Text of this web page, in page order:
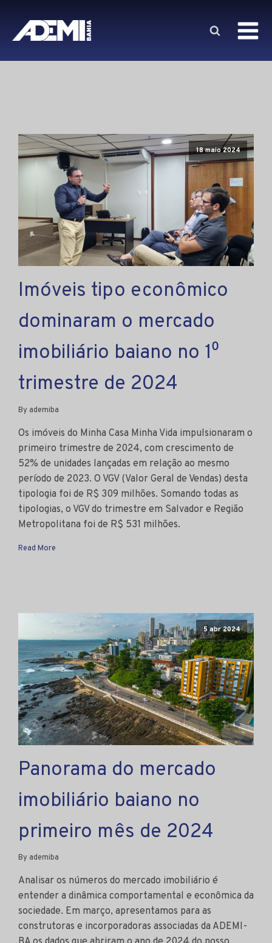
18 maio 2024
Imóveis tipo econômico
dominaram o mercado
imobiliário baiano no 1⁰
trimestre de 2024
By ademiba
Os imóveis do Minha Casa Minha Vida impulsionaram o
primeiro trimestre de 2024, com crescimento de
52% de unidades lançadas em relação ao mesmo
período de 2023. O VGV (Valor Geral de Vendas) desta
tipologia foi de R$ 309 milhões. Somando todas as
tipologias, o VGV do trimestre em Salvador e Região
Metropolitana foi de R$ 531 milhões.
Read More
5 abr 2024
Panorama do mercado
imobiliário baiano no
primeiro mês de 2024
By ademiba
Analisar os números do mercado imobiliário é
entender a dinâmica comportamental e econômica da
sociedade. Em março, apresentamos para as
construtoras e incorporadoras associadas da ADEMI-